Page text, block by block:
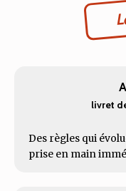
livret
Des règles qui
prise en main